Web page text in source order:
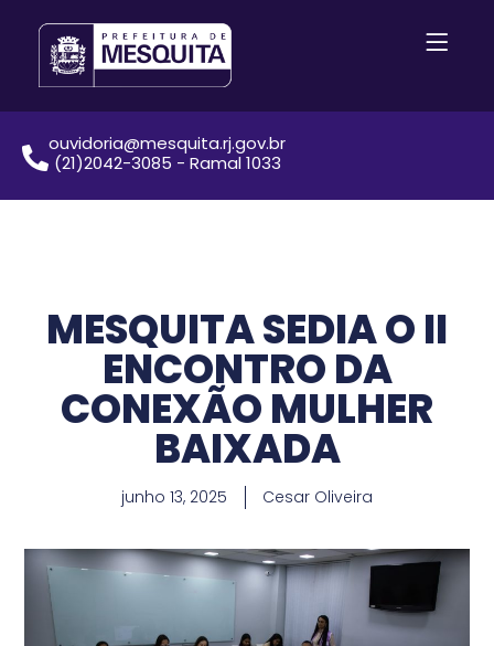
ouvidoria@mesquita.rj.gov.br
(21)2042-3085 - Ramal 1033
MESQUITA SEDIA O II
ENCONTRO DA
CONEXÃO MULHER
BAIXADA
junho 13, 2025 Cesar Oliveira